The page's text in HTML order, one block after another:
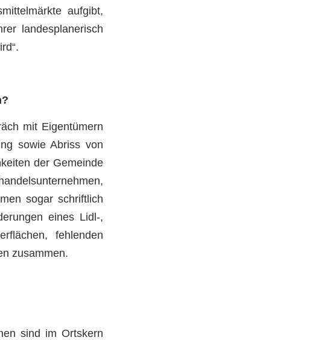
aufgibt,
landesplanerisch
mit Eigentümern
sowie Abriss von
der Gemeinde
sogar schriftlich
eines Lidl-,
fehlenden
zusammen.
sind im Ortskern